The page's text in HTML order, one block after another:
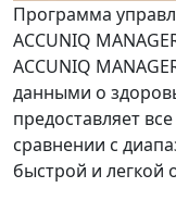
Программа
ACCUNIQ
ACCUNIQ
данными о
предоставляет
сравнении с
быстрой и легкой